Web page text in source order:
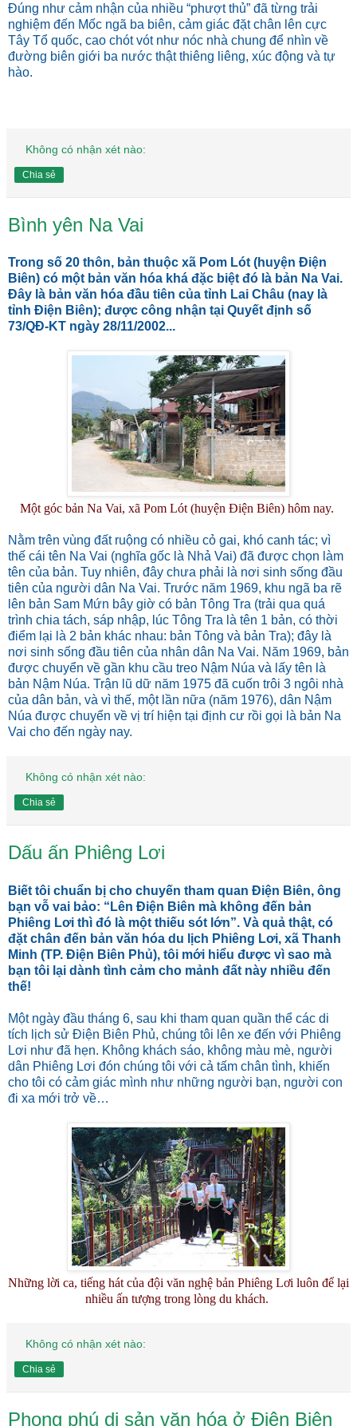
Ðúng như cảm nhận của nhiều “phượt thủ” đã từng trải
nghiệm đến Mốc ngã ba biên, cảm giác đặt chân lên cực
Tây Tổ quốc, cao chót vót như nóc nhà chung để nhìn về
đường biên giới ba nước thật thiêng liêng, xúc động và tự
hào.
Không có nhận xét nào:
Chia sẻ
Bình yên Na Vai
Trong số 20 thôn, bản thuộc xã Pom Lót (huyện Ðiện
Biên) có một bản văn hóa khá đặc biệt đó là bản Na Vai.
Ðây là bản văn hóa đầu tiên của tỉnh Lai Châu (nay là
tỉnh Ðiện Biên); được công nhận tại Quyết định số
73/QÐ-KT ngày 28/11/2002...
Một góc bản Na Vai, xã Pom Lót (huyện Ðiện Biên) hôm nay.
Nằm trên vùng đất ruộng có nhiều cỏ gai, khó canh tác; vì
thế cái tên Na Vai (nghĩa gốc là Nhả Vai) đã được chọn làm
tên của bản. Tuy nhiên, đây chưa phải là nơi sinh sống đầu
tiên của người dân Na Vai. Trước năm 1969, khu ngã ba rẽ
lên bản Sam Mứn bây giờ có bản Tông Tra (trải qua quá
trình chia tách, sáp nhập, lúc Tông Tra là tên 1 bản, có thời
điểm lại là 2 bản khác nhau: bản Tông và bản Tra); đây là
nơi sinh sống đầu tiên của nhân dân Na Vai. Năm 1969, bản
được chuyển về gần khu cầu treo Nậm Núa và lấy tên là
bản Nậm Núa. Trận lũ dữ năm 1975 đã cuốn trôi 3 ngôi nhà
của dân bản, và vì thế, một lần nữa (năm 1976), dân Nậm
Núa được chuyển về vị trí hiện tại định cư rồi gọi là bản Na
Vai cho đến ngày nay.
Không có nhận xét nào:
Chia sẻ
Dấu ấn Phiêng Lơi
Biết tôi chuẩn bị cho chuyến tham quan Ðiện Biên, ông
bạn vỗ vai bảo: “Lên Ðiện Biên mà không đến bản
Phiêng Lơi thì đó là một thiếu sót lớn”. Và quả thật, có
đặt chân đến bản văn hóa du lịch Phiêng Lơi, xã Thanh
Minh (TP. Ðiện Biên Phủ), tôi mới hiểu được vì sao mà
bạn tôi lại dành tình cảm cho mảnh đất này nhiều đến
thế!
Một ngày đầu tháng 6, sau khi tham quan quần thể các di
tích lịch sử Ðiện Biên Phủ, chúng tôi lên xe đến với Phiêng
Lơi như đã hẹn. Không khách sáo, không màu mè, người
dân Phiêng Lơi đón chúng tôi với cả tấm chân tình, khiến
cho tôi có cảm giác mình như những người bạn, người con
đi xa mới trở về…
Những lời ca, tiếng hát của đội văn nghệ bản Phiêng Lơi luôn để lại
nhiều ấn tượng trong lòng du khách.
Không có nhận xét nào:
Chia sẻ
Phong phú di sản văn hóa ở Ðiện Biên